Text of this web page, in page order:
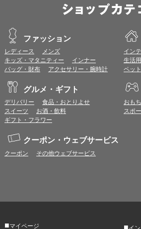
ファッション
レディース
メンズ
キッズ・マタニティー
インナー
バッグ・財布
アクセサリー・腕時計
イン
生活
ペッ
グルメ・ギフト
デリバリー
食品・おとりよせ
スイーツ
お酒・飲料
ギフト・フラワー
おも
スポ
クーポン・ウェブサービス
クーポン その他ウェブサービス
■マイページ